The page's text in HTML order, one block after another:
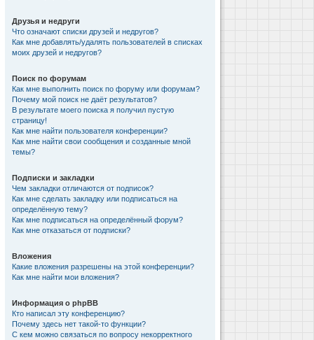
Друзья и недруги
Что означают списки друзей и недругов?
Как мне добавлять/удалять пользователей в списках
моих друзей и недругов?
Поиск по форумам
Как мне выполнить поиск по форуму или форумам?
Почему мой поиск не даёт результатов?
В результате моего поиска я получил пустую
страницу!
Как мне найти пользователя конференции?
Как мне найти свои сообщения и созданные мной
темы?
Подписки и закладки
Чем закладки отличаются от подписок?
Как мне сделать закладку или подписаться на
определённую тему?
Как мне подписаться на определённый форум?
Как мне отказаться от подписки?
Вложения
Какие вложения разрешены на этой конференции?
Как мне найти мои вложения?
Информация о phpBB
Кто написал эту конференцию?
Почему здесь нет такой-то функции?
С кем можно связаться по вопросу некорректного